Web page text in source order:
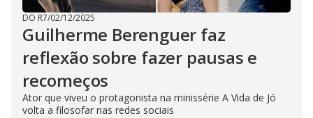
DO R7/02/12/2025
Guilherme Berenguer faz
reflexão sobre fazer pausas e
recomeços
Ator que viveu o protagonista na minissérie A Vida de Jó
volta a filosofar nas redes sociais